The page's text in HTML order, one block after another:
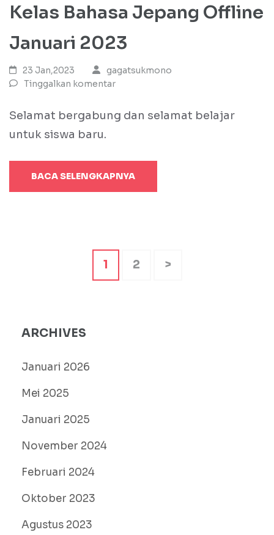
Kelas Bahasa Jepang Offline
Januari 2023
23 Jan,2023
gagatsukmono
Tinggalkan komentar
Selamat bergabung dan selamat belajar
untuk siswa baru.
BACA SELENGKAPNYA
Halaman
1 Halaman
2 >
ARCHIVES
Januari 2026
Mei 2025
Januari 2025
November 2024
Februari 2024
Oktober 2023
Agustus 2023